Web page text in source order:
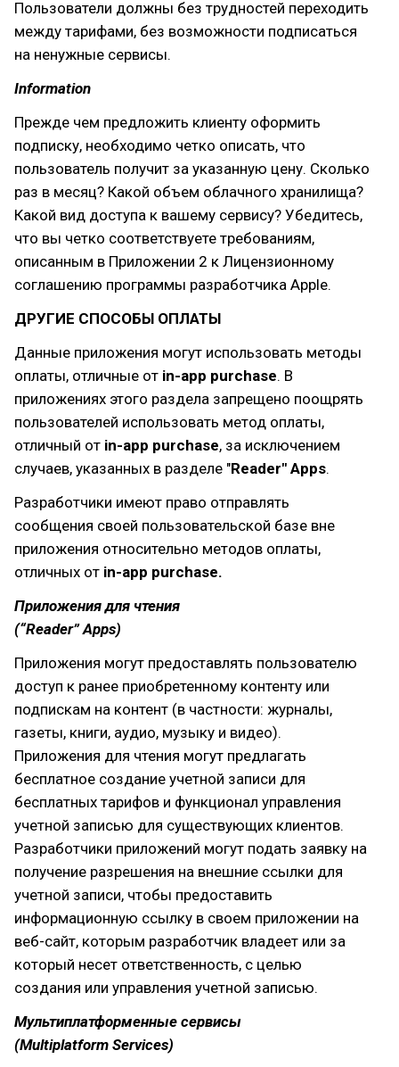
Пользователи должны без трудностей переходить
между тарифами, без возможности подписаться
на ненужные сервисы.
Information
Прежде чем предложить клиенту оформить
подписку, необходимо четко описать, что
пользователь получит за указанную цену. Сколько
раз в месяц? Какой объем облачного хранилища?
Какой вид доступа к вашему сервису? Убедитесь,
что вы четко соответствуете требованиям,
описанным в Приложении 2 к Лицензионному
соглашению программы разработчика Apple.
ДРУГИЕ СПОСОБЫ ОПЛАТЫ
Данные приложения могут использовать методы
оплаты, отличные от in-app purchase. В
приложениях этого раздела запрещено поощрять
пользователей использовать метод оплаты,
отличный от in-app purchase, за исключением
случаев, указанных в разделе "Reader" Apps.
Разработчики имеют право отправлять
сообщения своей пользовательской базе вне
приложения относительно методов оплаты,
отличных от in-app purchase.
Приложения для чтения
(“Reader” Apps)
Приложения могут предоставлять пользователю
доступ к ранее приобретенному контенту или
подпискам на контент (в частности: журналы,
газеты, книги, аудио, музыку и видео).
Приложения для чтения могут предлагать
бесплатное создание учетной записи для
бесплатных тарифов и функционал управления
учетной записью для существующих клиентов.
Разработчики приложений могут подать заявку на
получение разрешения на внешние ссылки для
учетной записи, чтобы предоставить
информационную ссылку в своем приложении на
веб-сайт, которым разработчик владеет или за
который несет ответственность, с целью
создания или управления учетной записью.
Мультиплатформенные сервисы
(Multiplatform Services)